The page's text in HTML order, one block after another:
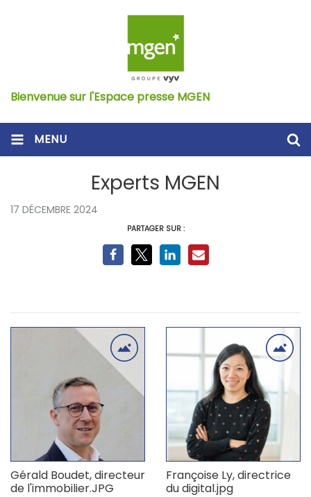
Bienvenue sur l'Espace presse MGEN
MENU
Experts MGEN
17 DÉCEMBRE 2024
PARTAGER SUR :
Gérald Boudet, directeur
de l'immobilier.JPG
Françoise Ly, directrice
du digital.jpg